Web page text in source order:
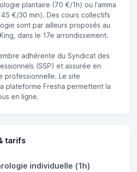
plantaire (70 €/1h) ou l'amma
€/30 min). Des cours collectifs
sont par ailleurs proposés au
dans le 17e arrondissement.
adhérente du Syndicat des
(SSP) et assurée en
professionnelle. Le site
plateforme Fresha permettent la
en ligne.
tarifs
individuelle (1h)